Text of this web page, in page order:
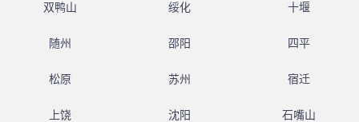
双鸭山 绥化 十堰
随州 邵阳 四平
松原 苏州 宿迁
上饶 沈阳 石嘴山